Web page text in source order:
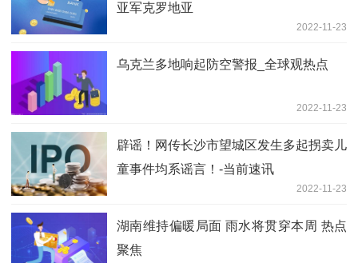
亚军克罗地亚
2022-11-23
乌克兰多地响起防空警报_全球观热点
2022-11-23
辟谣！网传长沙市望城区发生多起拐卖儿
童事件均系谣言！-当前速讯
2022-11-23
湖南维持偏暖局面 雨水将贯穿本周 热点
聚焦